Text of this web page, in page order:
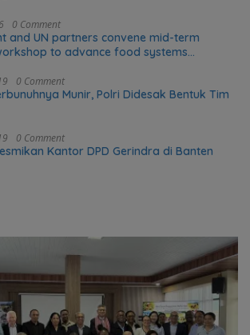
0 Comment
and UN partners convene mid-term
to advance food systems
0 Comment
Munir, Polri Didesak Bentuk Tim
0 Comment
Kantor DPD Gerindra di Banten